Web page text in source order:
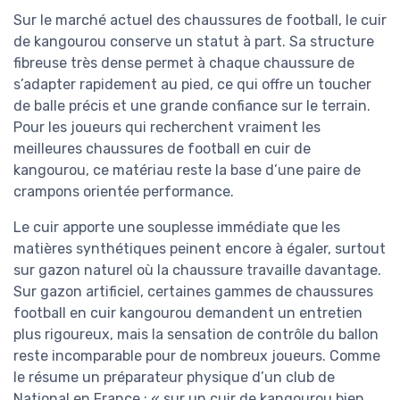
Sur le marché actuel des chaussures de football, le cuir
de kangourou conserve un statut à part. Sa structure
fibreuse très dense permet à chaque chaussure de
s’adapter rapidement au pied, ce qui offre un toucher
de balle précis et une grande confiance sur le terrain.
Pour les joueurs qui recherchent vraiment les
meilleures chaussures de football en cuir de
kangourou, ce matériau reste la base d’une paire de
crampons orientée performance.
Le cuir apporte une souplesse immédiate que les
matières synthétiques peinent encore à égaler, surtout
sur gazon naturel où la chaussure travaille davantage.
Sur gazon artificiel, certaines gammes de chaussures
football en cuir kangourou demandent un entretien
plus rigoureux, mais la sensation de contrôle du ballon
reste incomparable pour de nombreux joueurs. Comme
le résume un préparateur physique d’un club de